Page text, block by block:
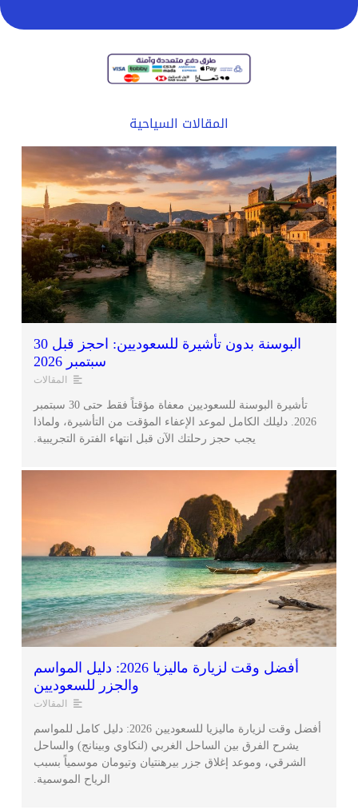
المقالات السياحية
البوسنة بدون تأشيرة للسعوديين: احجز قبل 30
سبتمبر 2026
المقالات
تأشيرة البوسنة للسعوديين معفاة مؤقتاً فقط حتى 30 سبتمبر
2026. دليلك الكامل لموعد الإعفاء المؤقت من التأشيرة، ولماذا
يجب حجز رحلتك الآن قبل انتهاء الفترة التجريبية.
أفضل وقت لزيارة ماليزيا 2026: دليل المواسم
والجزر للسعوديين
المقالات
أفضل وقت لزيارة ماليزيا للسعوديين 2026: دليل كامل للمواسم
يشرح الفرق بين الساحل الغربي (لنكاوي وبينانج) والساحل
الشرقي، وموعد إغلاق جزر بيرهنتيان وتيومان موسمياً بسبب
الرياح الموسمية.